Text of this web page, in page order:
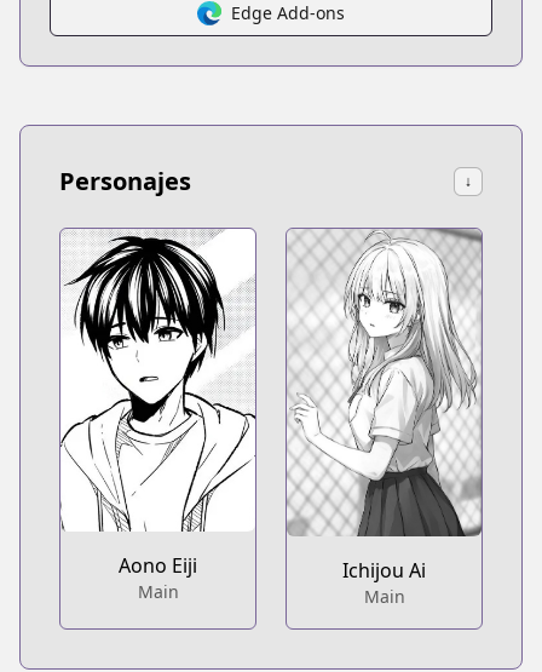
Edge Add-ons
Personajes ↓
Aono Eiji
Main
Ichijou Ai
Main